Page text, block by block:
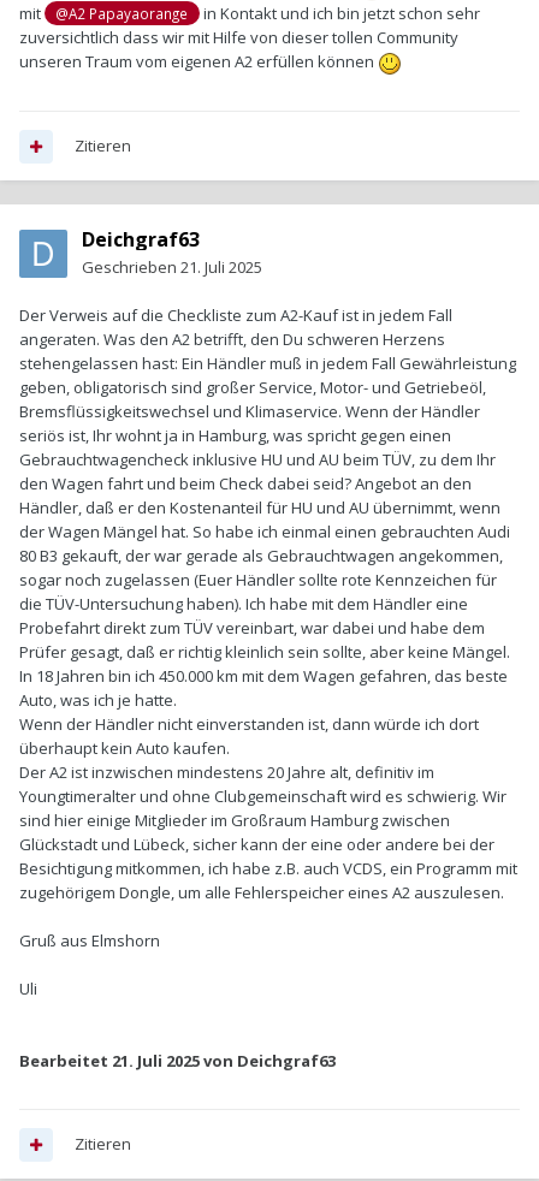
mit
@A2 Papayaorange
in Kontakt und ich bin jetzt schon sehr
zuversichtlich dass wir mit Hilfe von dieser tollen Community
unseren Traum vom eigenen A2 erfüllen können
Zitieren
Deichgraf63
Geschrieben 21. Juli 2025
Der Verweis auf die Checkliste zum A2-Kauf ist in jedem Fall
angeraten. Was den A2 betrifft, den Du schweren Herzens
stehengelassen hast: Ein Händler muß in jedem Fall Gewährleistung
geben, obligatorisch sind großer Service, Motor- und Getriebeöl,
Bremsflüssigkeitswechsel und Klimaservice. Wenn der Händler
seriös ist, Ihr wohnt ja in Hamburg, was spricht gegen einen
Gebrauchtwagencheck inklusive HU und AU beim TÜV, zu dem Ihr
den Wagen fahrt und beim Check dabei seid? Angebot an den
Händler, daß er den Kostenanteil für HU und AU übernimmt, wenn
der Wagen Mängel hat. So habe ich einmal einen gebrauchten Audi
80 B3 gekauft, der war gerade als Gebrauchtwagen angekommen,
sogar noch zugelassen (Euer Händler sollte rote Kennzeichen für
die TÜV-Untersuchung haben). Ich habe mit dem Händler eine
Probefahrt direkt zum TÜV vereinbart, war dabei und habe dem
Prüfer gesagt, daß er richtig kleinlich sein sollte, aber keine Mängel.
In 18 Jahren bin ich 450.000 km mit dem Wagen gefahren, das beste
Auto, was ich je hatte.
Wenn der Händler nicht einverstanden ist, dann würde ich dort
überhaupt kein Auto kaufen.
Der A2 ist inzwischen mindestens 20 Jahre alt, definitiv im
Youngtimeralter und ohne Clubgemeinschaft wird es schwierig. Wir
sind hier einige Mitglieder im Großraum Hamburg zwischen
Glückstadt und Lübeck, sicher kann der eine oder andere bei der
Besichtigung mitkommen, ich habe z.B. auch VCDS, ein Programm mit
zugehörigem Dongle, um alle Fehlerspeicher eines A2 auszulesen.
Gruß aus Elmshorn
Uli
Bearbeitet 21. Juli 2025von Deichgraf63
Zitieren